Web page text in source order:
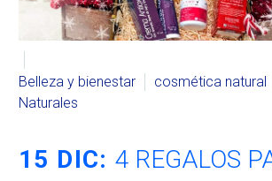
Belleza y bienestar
cosmética natural
Naturales
15 DIC:4 REGALOS